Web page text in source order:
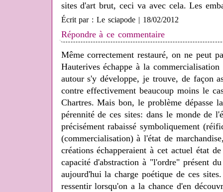
sites d'art brut, ceci va avec cela. Les
Écrit par : Le sciapode | 18/02/2012
Répondre à ce commentaire
Même correctement restauré, on ne peut
Hauterives échappe à la
autour s'y développe, je trouve, de façon
contre effectivement beaucoup moins le
Chartres. Mais bon, le problème dépasse
pérennité de ces sites: dans le monde de
précisément rabaissé symboliquement
(commercialisation) à l'état de
créations échapperaient à cet actuel état
capacité d'abstraction à "l'ordre" présent
aujourd'hui la charge poétique de ces
ressentir lorsqu'on a la chance d'en